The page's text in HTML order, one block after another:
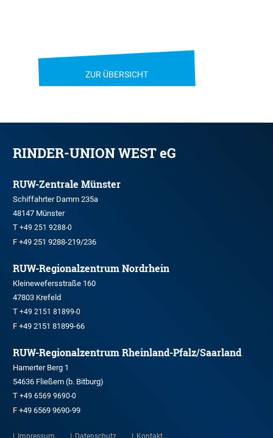
ZUR ÜBERSICHT
RINDER-UNION WEST eG
RUW-Zentrale Münster
Schiffahrter Damm 235a
48147 Münster
T +49 251 9288-0
F +49 251 9288-219/236
RUW-Regionalzentrum Nordrhein
Kleinewefersstraße 160
47803 Krefeld
T +49 2151 81899-0
F +49 2151 81899-66
RUW-Regionalzentrum Rheinland-Pfalz/Saarland
Hamerter Berg 1
54636 Fließem (b. Bitburg)
T +49 6569 9690-0
F +49 6569 9690-99
Impressum Datenschutz Kontakt